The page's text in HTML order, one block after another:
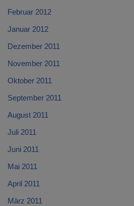
Februar 2012
Januar 2012
Dezember 2011
November 2011
Oktober 2011
September 2011
August 2011
Juli 2011
Juni 2011
Mai 2011
April 2011
März 2011